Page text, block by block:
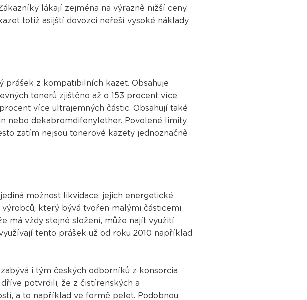
lákají zejména na výrazně nižší ceny.
totiž asijští dovozci neřeší vysoké náklady
z kompatibilních kazet. Obsahuje
tonerů zjištěno až o 153 procent více
více ultrajemných částic. Obsahují také
nebo dekabromdifenylether. Povolené limity
zatím nejsou tonerové kazety jednoznačně
možnost likvidace: jejich energetické
který bývá tvořen malými částicemi
má vždy stejné složení, může najít využití
tento prášek už od roku 2010 například
i tým českých odborníků z konsorcia
dříve potvrdili, že z čistírenských a
a to například ve formě pelet. Podobnou